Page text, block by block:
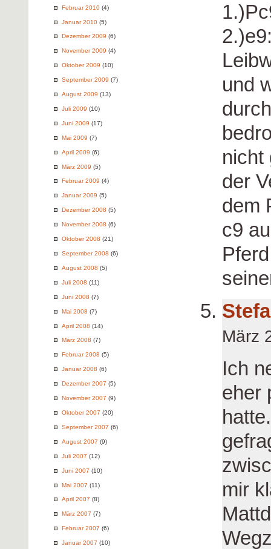
Februar 2010 (4)
Januar 2010 (5)
Dezember 2009 (6)
November 2009 (4)
Oktober 2009 (10)
September 2009 (7)
August 2009 (13)
Juli 2009 (10)
Juni 2009 (17)
Mai 2009 (7)
April 2009 (6)
März 2009 (5)
Februar 2009 (4)
Januar 2009 (5)
Dezember 2008 (5)
November 2008 (6)
Oktober 2008 (21)
September 2008 (6)
August 2008 (5)
Juli 2008 (11)
Juni 2008 (7)
Mai 2008 (7)
April 2008 (14)
März 2008 (7)
Februar 2008 (5)
Januar 2008 (6)
Dezember 2007 (5)
November 2007 (9)
Oktober 2007 (20)
September 2007 (6)
August 2007 (9)
Juli 2007 (12)
Juni 2007 (10)
Mai 2007 (11)
April 2007 (8)
März 2007 (7)
Februar 2007 (6)
Januar 2007 (10)
und
nicht
der
dem
c9
März
Ich
eher
mir